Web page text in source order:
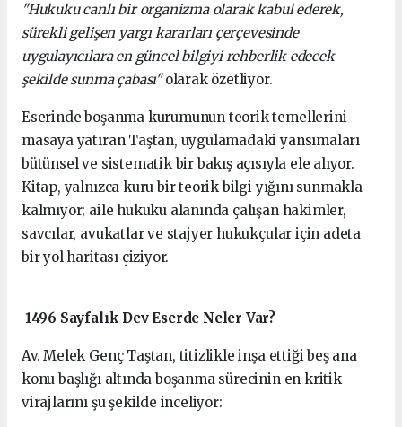
"Hukuku canlı bir organizma olarak kabul ederek,
sürekli gelişen yargı kararları çerçevesinde
uygulayıcılara en güncel bilgiyi rehberlik edecek
şekilde sunma çabası"olarak özetliyor.
Eserinde boşanma kurumunun teorik temellerini
masaya yatıran Taştan, uygulamadaki yansımaları
bütünsel ve sistematik bir bakış açısıyla ele alıyor.
Kitap, yalnızca kuru bir teorik bilgi yığını sunmakla
kalmıyor; aile hukuku alanında çalışan hakimler,
savcılar, avukatlar ve stajyer hukukçular için adeta
bir yol haritası çiziyor.
1496 Sayfalık Dev Eserde Neler Var?
Av. Melek Genç Taştan, titizlikle inşa ettiği beş ana
konu başlığı altında boşanma sürecinin en kritik
virajlarını şu şekilde inceliyor: